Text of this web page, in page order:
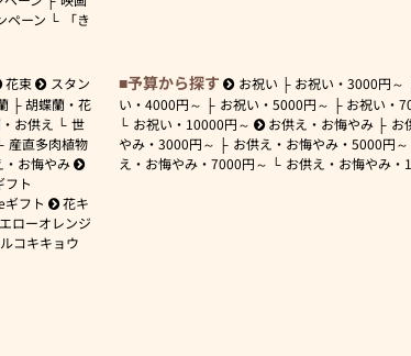
ペーン
「き
花束
スタン
胡蝶蘭・花
お供え
世
産直多肉植物
・お悔やみ
フト
ギフト
花キ
ローオレンジ
ルコキキョウ
予算から探す お祝い お祝い・3000円～
い・ 4000円～ お祝い・ 5000円～ お祝い・
お祝い・ 10000円～ お供え・お悔やみ
お
やみ・ 3000円～ お供え・お悔やみ・ 5000円～
え・お悔やみ・ 7000円～ お供え・お悔やみ・